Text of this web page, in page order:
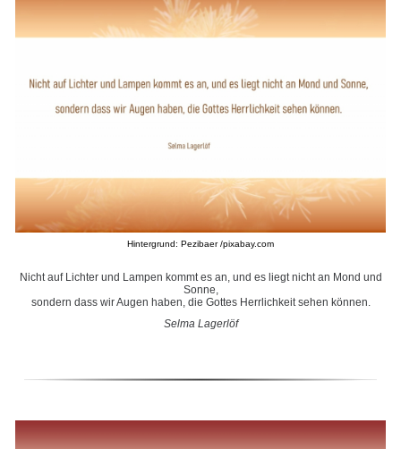
Hintergrund: Pezibaer /pixabay.com
Nicht auf Lichter und Lampen kommt es an, und es liegt nicht an Mond und
Sonne,
sondern dass wir Augen haben, die Gottes Herrlichkeit sehen können.
Selma Lagerlöf